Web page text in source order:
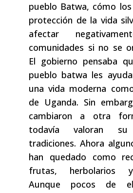
pueblo Batwa, cómo
protección de la vida
afectar
comunidades si no se
El gobierno pensaba
pueblo batwa les
una vida moderna
de Uganda. Sin
cambiaron a otra
todavía valoran
tradiciones. Ahora
han quedado como
frutas, herbolarios
Aunque pocos de